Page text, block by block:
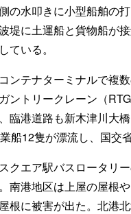
の水叩きに小型船舶の
堤に土運船と貨物船が
ている。
ンテナターミナルで複
ントリークレーン（
臨港道路も新木津川大
船12隻が漂流し、国交
クエア駅バスロータリ
南港地区は上屋の屋根
根に被害が出た。北港